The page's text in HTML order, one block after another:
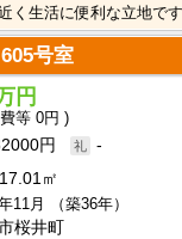
605号室
円
0円
円
-
17.01㎡
11月
（築36年）
桜井町